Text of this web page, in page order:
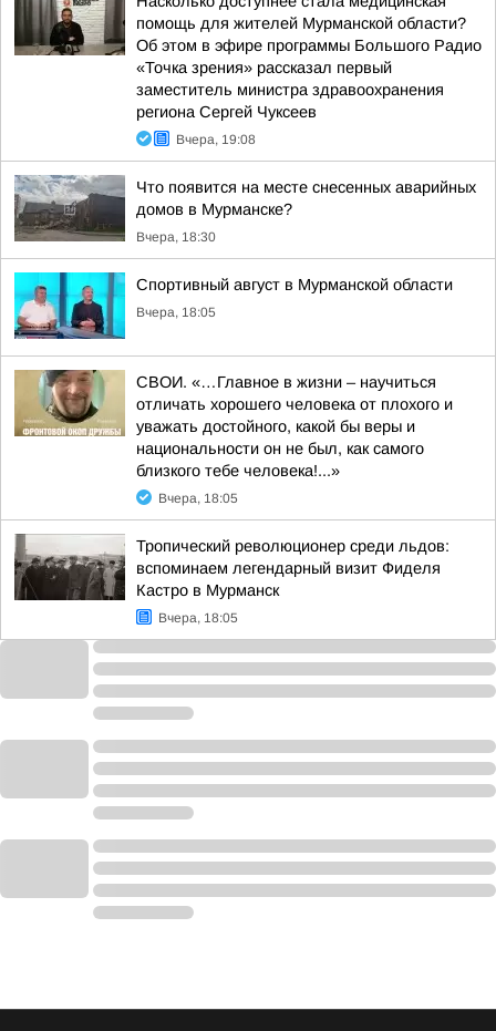
помощь для жителей Мурманской области?
Об этом в эфире программы Большого Радио
«Точка зрения» рассказал первый
заместитель министра здравоохранения
региона Сергей Чуксеев
Вчера, 19:08
Что появится на месте снесенных аварийных
домов в Мурманске?
Вчера, 18:30
Спортивный август в Мурманской области
Вчера, 18:05
СВОИ. «…Главное в жизни – научиться
отличать хорошего человека от плохого и
уважать достойного, какой бы веры и
национальности он не был, как самого
близкого тебе человека!...»
Вчера, 18:05
Тропический революционер среди льдов:
вспоминаем легендарный визит Фиделя
Кастро в Мурманск
Вчера, 18:05